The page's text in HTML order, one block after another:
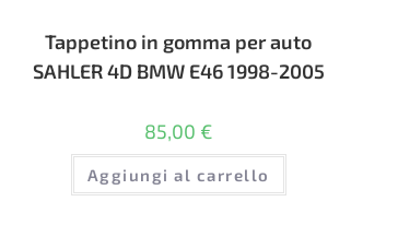
Tappetino in gomma per auto
SAHLER 4D BMW E46 1998-2005
85,00 €
Aggiungi al carrello